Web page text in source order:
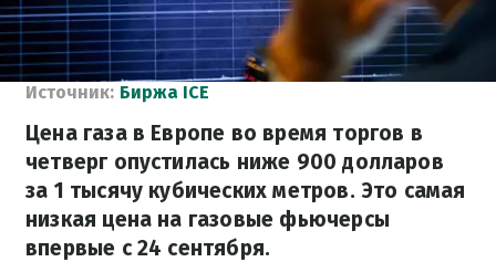
Источник: Биржа ICE
Цена газа в Европе во время торгов в
четверг опустилась ниже 900 долларов
за 1 тысячу кубических метров. Это самая
низкая цена на газовые фьючерсы
впервые с 24 сентября.